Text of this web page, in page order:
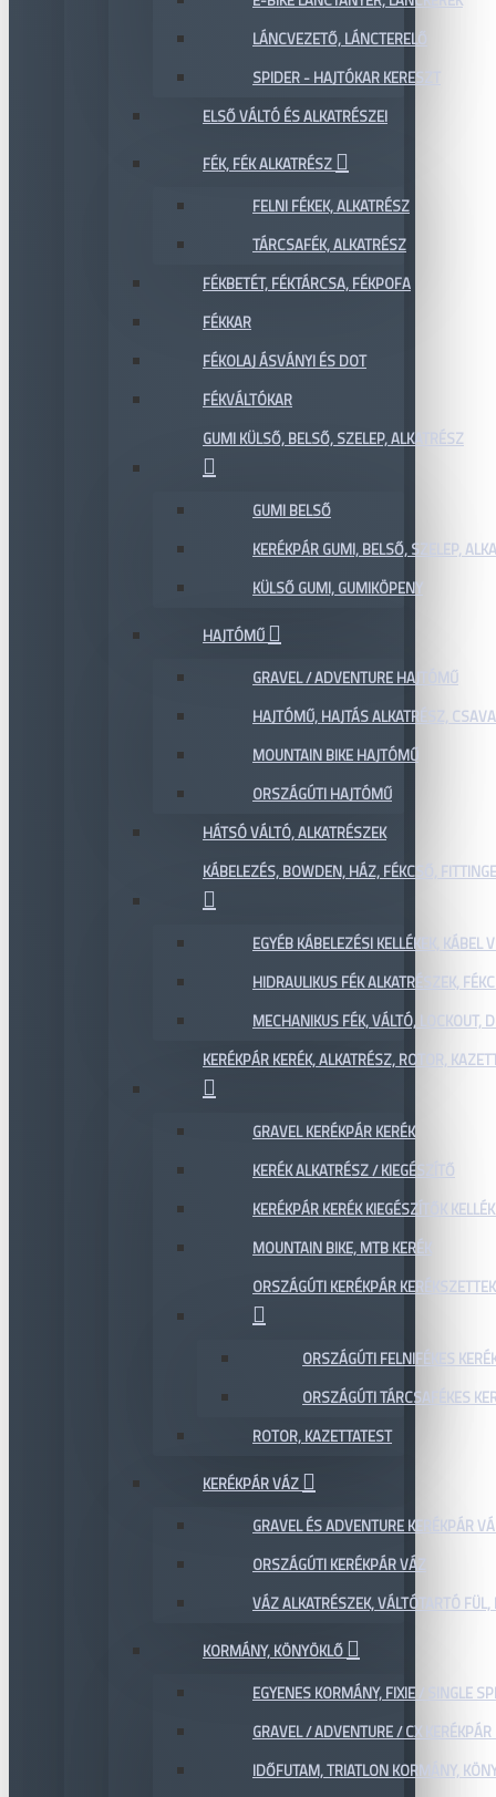
LÁNCVEZETŐ, LÁNCTERELŐ
SPIDER - HAJTÓKAR KERESZT
ELSŐ VÁLTÓ ÉS ALKATRÉSZEI
FÉK, FÉK ALKATRÉSZ
FELNI FÉKEK, ALKATRÉSZ
TÁRCSAFÉK, ALKATRÉSZ
FÉKBETÉT, FÉKTÁRCSA, FÉKPOFA
FÉKKAR
FÉKOLAJ ÁSVÁNYI ÉS DOT
FÉKVÁLTÓKAR
GUMI KÜLSŐ, BELSŐ, SZELEP, ALKATRÉSZ
GUMI BELSŐ
KERÉKPÁR GUMI, BELSŐ, SZELEP,
KÜLSŐ GUMI, GUMIKÖPENY
HAJTÓMŰ
GRAVEL / ADVENTURE HAJTÓMŰ
HAJTÓMŰ, HAJTÁS ALKATRÉSZ,
MOUNTAIN BIKE HAJTÓMŰ
ORSZÁGÚTI HAJTÓMŰ
HÁTSÓ VÁLTÓ, ALKATRÉSZEK
KÁBELEZÉS, BOWDEN, HÁZ, FÉKCSŐ,
EGYÉB KÁBELEZÉSI KELLÉKEK,
HIDRAULIKUS FÉK ALKATRÉSZEK,
MECHANIKUS FÉK, VÁLTÓ, LOCKOUT,
KERÉKPÁR KERÉK, ALKATRÉSZ, ROTOR,
GRAVEL KERÉKPÁR KERÉK
KERÉK ALKATRÉSZ / KIEGÉSZÍTŐ
KERÉKPÁR KERÉK KIEGÉSZÍTŐK
MOUNTAIN BIKE, MTB KERÉK
ORSZÁGÚTI KERÉKPÁR KERÉKSZETTEK
ORSZÁGÚTI FELNIFÉKES
ORSZÁGÚTI TÁRCSAFÉKES
ROTOR, KAZETTATEST
KERÉKPÁR VÁZ
GRAVEL ÉS ADVENTURE KERÉKPÁR
ORSZÁGÚTI KERÉKPÁR VÁZ
VÁZ ALKATRÉSZEK, VÁLTÓTARTÓ FÜL,
KORMÁNY, KÖNYÖKLŐ
EGYENES KORMÁNY, FIXIE / SINGLE
GRAVEL / ADVENTURE / CX
IDŐFUTAM, TRIATLON KORMÁNY,